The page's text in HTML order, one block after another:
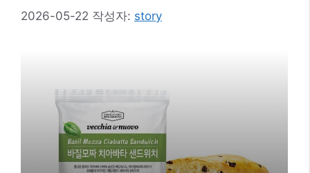
2026-05-22 작성자: story